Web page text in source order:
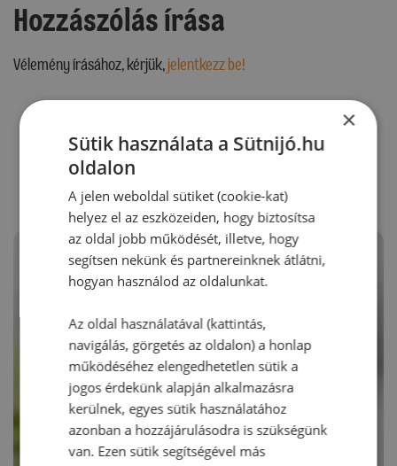
Hozzászólás írása
Vélemény írásához, kérjük,jelentkezz be!
RECEPTAJÁNLÓ
×
Sütik használata a Sütnijó.hu
oldalon
A jelen weboldal sütiket (cookie-kat)
helyez el az eszközeiden, hogy biztosítsa
az oldal jobb működését, illetve, hogy
segítsen nekünk és partnereinknek átlátni,
hogyan használod az oldalunkat.
Az oldal használatával (kattintás,
navigálás, görgetés az oldalon) a honlap
működéséhez elengedhetetlen sütik a
jogos érdekünk alapján alkalmazásra
kerülnek, egyes sütik használatához
azonban a hozzájárulásodra is szükségünk
van. Ezen sütik segítségével más